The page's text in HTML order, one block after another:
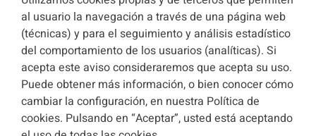
COMUNIDADES DE PROPIETARIOS 11/03/2020
¿Puedo quitar las jardineras de mi
terraza?
al usuario la navegación a través de una página web
(técnicas) y para el seguimiento y análisis estadístico
del comportamiento de los usuarios (analíticas). Si
acepta este aviso consideraremos que acepta su uso.
Puede obtener más información, o bien conocer cómo
cambiar la configuración, en nuestra Política de
cookies. Pulsando en “Aceptar”, usted está aceptando